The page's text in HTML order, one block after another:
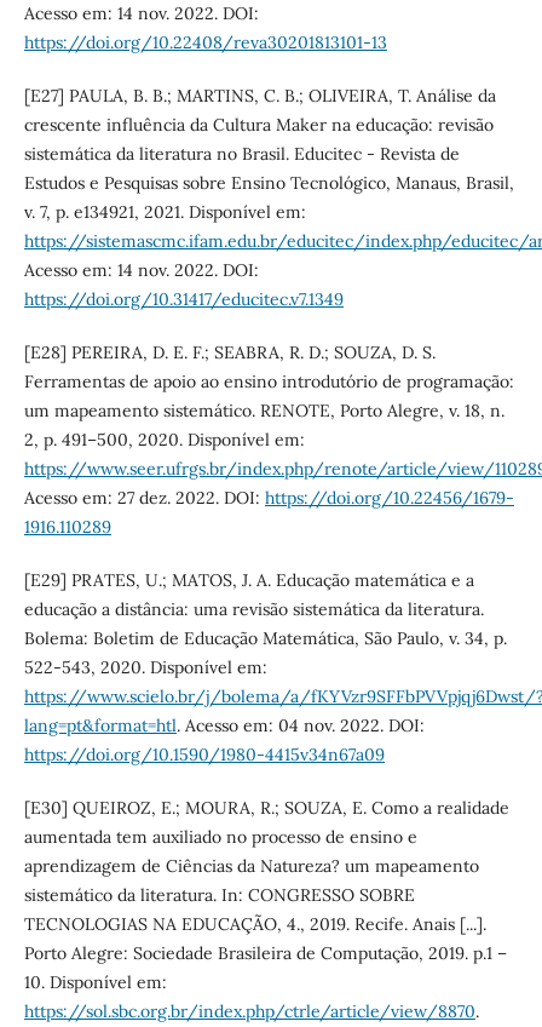
Acesso em: 14 nov. 2022. DOI:
https://doi.org/10.22408/reva30201813101-13
[E27] PAULA, B. B.; MARTINS, C. B.; OLIVEIRA, T. Análise da
crescente influência da Cultura Maker na educação: revisão
sistemática da literatura no Brasil. Educitec - Revista de
Estudos e Pesquisas sobre Ensino Tecnológico, Manaus, Brasil,
v. 7, p. e134921, 2021. Disponível em:
https://sistemascmc.ifam.edu.br/educitec/index.php/educitec/
Acesso em: 14 nov. 2022. DOI:
https://doi.org/10.31417/educitec.v7.1349
[E28] PEREIRA, D. E. F.; SEABRA, R. D.; SOUZA, D. S.
Ferramentas de apoio ao ensino introdutório de programação:
um mapeamento sistemático. RENOTE, Porto Alegre, v. 18, n.
2, p. 491–500, 2020. Disponível em:
https://www.seer.ufrgs.br/index.php/renote/article/view/
Acesso em: 27 dez. 2022. DOI: https://doi.org/10.22456/1679-
1916.110289
[E29] PRATES, U.; MATOS, J. A. Educação matemática e a
educação a distância: uma revisão sistemática da literatura.
Bolema: Boletim de Educação Matemática, São Paulo, v. 34, p.
522-543, 2020. Disponível em:
https://www.scielo.br/j/bolema/a/fKYVzr9SFFbPVVpjqj6Dwst/
lang=pt&format=htl. Acesso em: 04 nov. 2022. DOI:
https://doi.org/10.1590/1980-4415v34n67a09
[E30] QUEIROZ, E.; MOURA, R.; SOUZA, E. Como a realidade
aumentada tem auxiliado no processo de ensino e
aprendizagem de Ciências da Natureza? um mapeamento
sistemático da literatura. In: CONGRESSO SOBRE
TECNOLOGIAS NA EDUCAÇÃO, 4., 2019. Recife. Anais [...].
Porto Alegre: Sociedade Brasileira de Computação, 2019. p.1 –
10. Disponível em:
https://sol.sbc.org.br/index.php/ctrle/article/view/8870.